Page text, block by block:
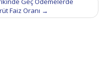
Faiz Oranı →